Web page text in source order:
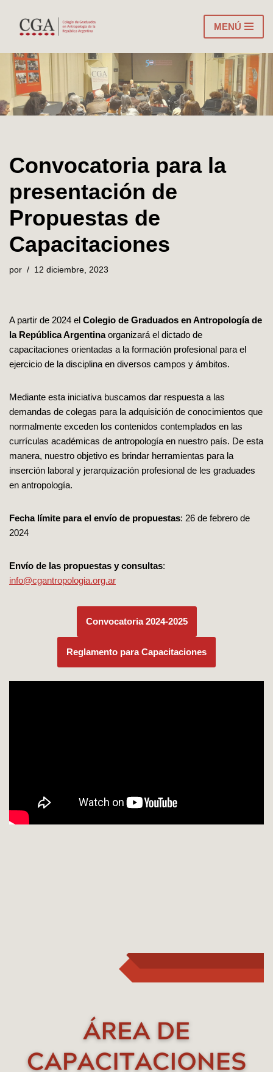
contenido
MENÚ
Convocatoria para la
presentación de
Propuestas de
Capacitaciones
por 12 diciembre, 2023
A partir de 2024 el Colegio de Graduados en Antropología de
la República Argentinaorganizará el dictado de
capacitaciones orientadas a la formación profesional para el
ejercicio de la disciplina en diversos campos y ámbitos.
Mediante esta iniciativa buscamos dar respuesta a las
demandas de colegas para la adquisición de conocimientos que
normalmente exceden los contenidos contemplados en las
currículas académicas de antropología en nuestro país. De esta
manera, nuestro objetivo es brindar herramientas para la
inserción laboral y jerarquización profesional de les graduades
en antropología.
Fecha límite para el envío de propuestas: 26 de febrero de
2024
Envío de las propuestas y consultas:
info@cgantropologia.org.ar
Convocatoria 2024-2025
Reglamento para Capacitaciones